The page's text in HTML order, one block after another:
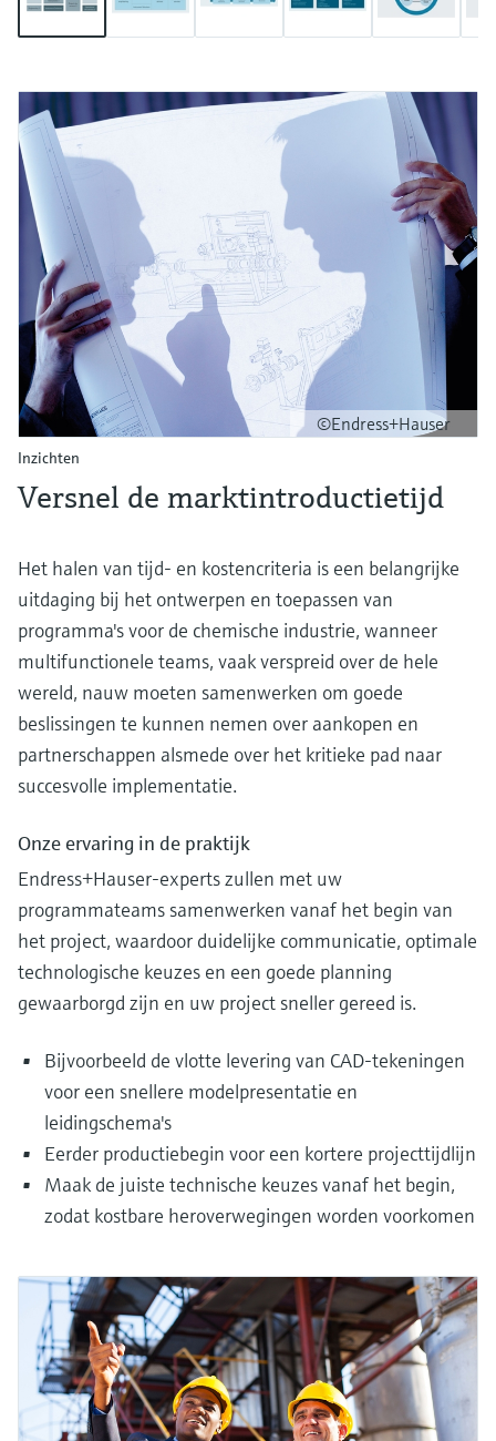
©Endress+Hauser
Inzichten
Versnel de marktintroductietijd
Het halen van tijd- en kostencriteria is een belangrijke
uitdaging bij het ontwerpen en toepassen van
programma's voor de chemische industrie, wanneer
multifunctionele teams, vaak verspreid over de hele
wereld, nauw moeten samenwerken om goede
beslissingen te kunnen nemen over aankopen en
partnerschappen alsmede over het kritieke pad naar
succesvolle implementatie.
Onze ervaring in de praktijk
Endress+Hauser-experts zullen met uw
programmateams samenwerken vanaf het begin van
het project, waardoor duidelijke communicatie, optimale
technologische keuzes en een goede planning
gewaarborgd zijn en uw project sneller gereed is.
Bijvoorbeeld de vlotte levering van CAD-tekeningen
voor een snellere modelpresentatie en
leidingschema's
Eerder productiebegin voor een kortere projecttijdlijn
Maak de juiste technische keuzes vanaf het begin,
zodat kostbare heroverwegingen worden voorkomen